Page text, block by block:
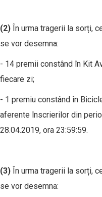
(2) În urma tragerii la sorți,
se vor desemna:
- 14 premii constând în Kit
fiecare zi;
- 1 premiu constând în
aferente înscrierilor din
28.04.2019, ora 23:59:59.
(3) În urma tragerii la sorți,
se vor desemna: